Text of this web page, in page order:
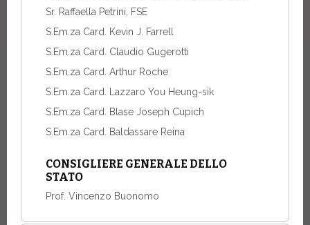
Sr. Raffaella Petrini, FSE
S.Em.za Card. Kevin J. Farrell
S.Em.za Card. Claudio Gugerotti
S.Em.za Card. Arthur Roche
S.Em.za Card. Lazzaro You Heung-sik
S.Em.za Card. Blase Joseph Cupich
S.Em.za Card. Baldassare Reina
CONSIGLIERE GENERALE DELLO
STATO
Prof. Vincenzo Buonomo